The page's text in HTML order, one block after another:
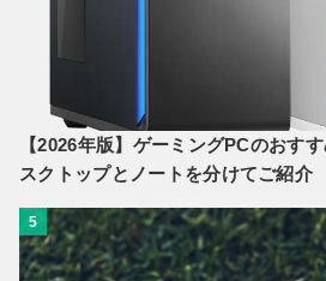
【2026年版】ゲーミングPCのおす
スクトップとノートを分けてご紹介
5